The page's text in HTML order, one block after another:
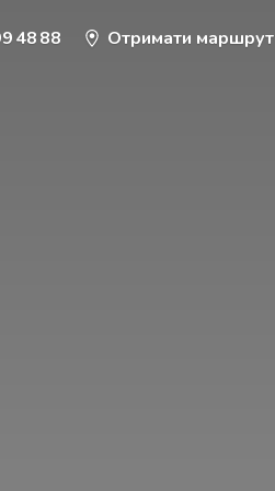
48 88 Отримати маршрут